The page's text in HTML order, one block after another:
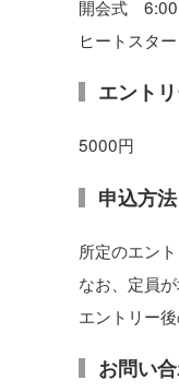
開会式 6:00
ヒートスタ
エント
5000円
申込方法
所定のエン
なお、定員
エントリー
お問い